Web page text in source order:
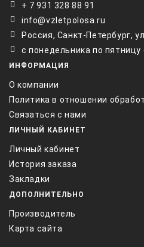
+ 7 931 328 88 91
info@vzletpolosa.ru
Россия, Санкт-Петербург,
с понедельника по пятницу
ИНФОРМАЦИЯ
О компании
Политика в отношении
Связаться с нами
ЛИЧНЫЙ КАБИНЕТ
Личный кабинет
История заказа
Закладки
ДОПОЛНИТЕЛЬНО
Производитель
Карта сайта